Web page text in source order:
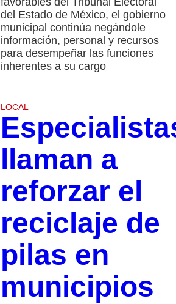
del Estado de México, el gobierno
municipal continúa negándole
información, personal y recursos
para desempeñar las funciones
inherentes a su cargo
LOCAL
llaman a
reforzar el
reciclaje de
pilas en
municipios